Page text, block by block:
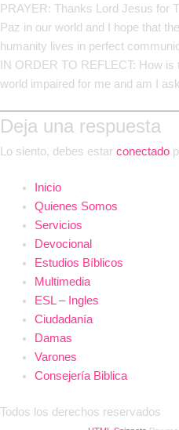
PRAYER: Thanks Lord Jesus for
Paz in our world and I hope that
humanity lives in perfect
IN ORDER TO REFLECT: How
world impaired for me and am I
Deja una respuesta
Lo siento, debes estar conectado
Inicio
Quienes Somos
Servicios
Devocional
Estudios Bíblicos
Multimedia
ESL – Ingles
Ciudadanía
Damas
Varones
Consejería Biblica
Todos los derechos reservados